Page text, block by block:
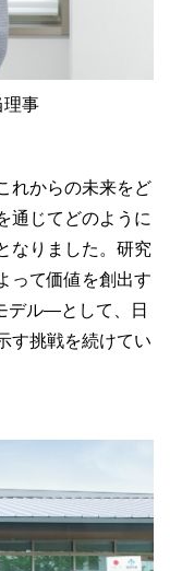
事
れからの未来をど
通じてどのように
なりました。研究
って価値を創出す
デル―として、日
す挑戦を続けてい